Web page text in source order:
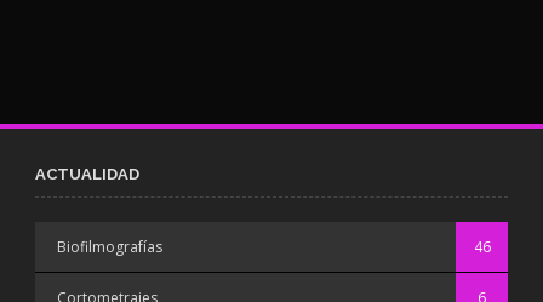
ACTUALIDAD
Biofilmografías 46
Cortometrajes 6